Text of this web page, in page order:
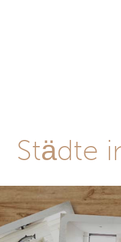
Städte